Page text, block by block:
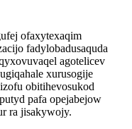
ofaxytexaqim
fadylobadusaquda
agotelicev
xurusogije
obitihevosukod
pafa opejabejow
ra jisakywojy.